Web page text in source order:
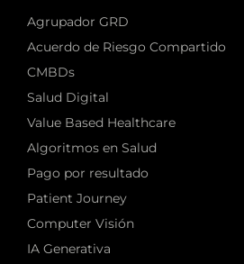
Agrupador GRD
Acuerdo de Riesgo Compartido
CMBDs
Salud Digital
Value Based Healthcare
Algoritmos en Salud
Pago por resultado
Patient Journey
Computer Visión
IA Generativa